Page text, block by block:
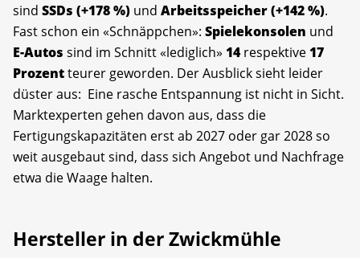
sind SSDs (+178 %) und Arbeitsspeicher (+142 %).
Fast schon ein «Schnäppchen»: Spielekonsolen und
E-Autos sind im Schnitt «lediglich» 14respektive17
Prozentteurer geworden. Der Ausblick sieht leider
düster aus: Eine rasche Entspannung ist nicht in Sicht.
Marktexperten gehen davon aus, dass die
Fertigungskapazitäten erst ab 2027 oder gar 2028so
weit ausgebaut sind, dass sich Angebot und Nachfrage
etwa die Waage halten.
Hersteller in der Zwickmühle